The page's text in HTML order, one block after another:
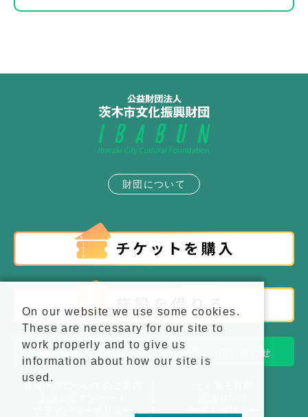
財団について
施設アクセス お問い合わせ
On our website we use some cookies.
These are necessary for our site to
work properly and to give us
information about how our site is
used.